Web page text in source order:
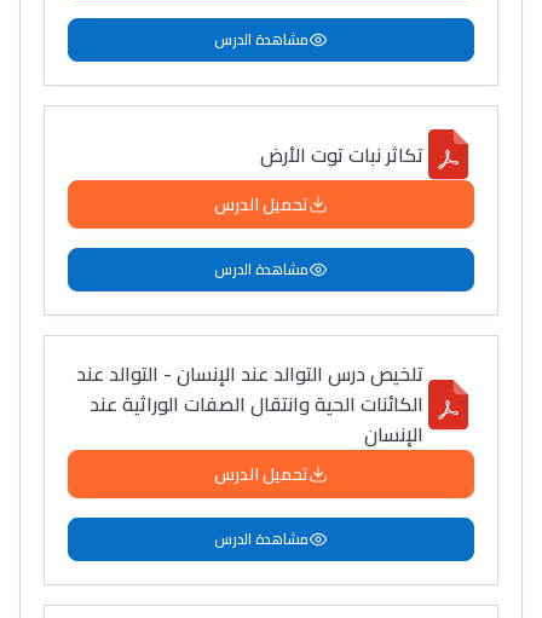
مشاهدة الدرس
تكاثر نبات توت الأرض
تحميل الدرس
مشاهدة الدرس
تلخيص درس التوالد عند الإنسان - التوالد عند
الكائنات الحية وانتقال الصفات الوراثية عند
الإنسان
تحميل الدرس
مشاهدة الدرس